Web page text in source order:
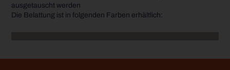
ausgetauscht werden
Die Belattung ist in folgenden Farben erhältlich: